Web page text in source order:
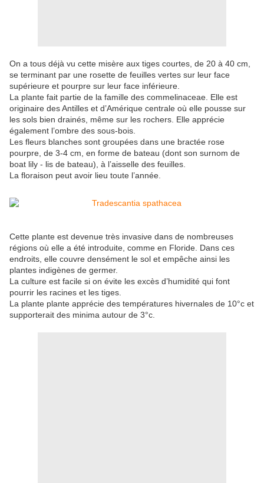
On a tous déjà vu cette misère aux tiges courtes, de 20 à 40 cm,
se terminant par une rosette de feuilles vertes sur leur face
supérieure et pourpre sur leur face inférieure.
La plante fait partie de la famille des commelinaceae. Elle est
originaire des Antilles et d’Amérique centrale où elle pousse sur
les sols bien drainés, même sur les rochers. Elle apprécie
également l’ombre des sous-bois.
Les fleurs blanches sont groupées dans une bractée rose
pourpre, de 3-4 cm, en forme de bateau (dont son surnom de
boat lily - lis de bateau), à l’aisselle des feuilles.
La floraison peut avoir lieu toute l’année.
Cette plante est devenue très invasive dans de nombreuses
régions où elle a été introduite, comme en Floride. Dans ces
endroits, elle couvre densément le sol et empêche ainsi les
plantes indigènes de germer.
La culture est facile si on évite les excès d’humidité qui font
pourrir les racines et les tiges.
La plante plante apprécie des températures hivernales de 10°c et
supporterait des minima autour de 3°c.